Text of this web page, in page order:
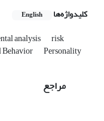
کلیدواژه‌ها English
analysis risk
Personality
مراجع